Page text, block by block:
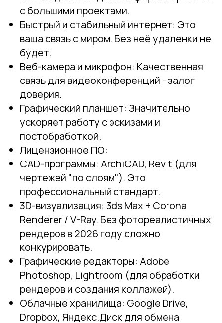
с большими проектами.
Быстрый и стабильный интернет: Это
ваша связь с миром. Без неё удаленки не
будет.
Веб-камера и микрофон: Качественная
связь для видеоконференций - залог
доверия.
Графический планшет: Значительно
ускоряет работу с эскизами и
постобработкой.
Лицензионное ПО:
CAD-программы: ArchiCAD, Revit (для
чертежей "по слоям"). Это
профессиональный стандарт.
3D-визуализация: 3ds Max + Corona
Renderer / V-Ray. Без фотореалистичных
рендеров в 2026 году сложно
конкурировать.
Графические редакторы: Adobe
Photoshop, Lightroom (для обработки
рендеров и создания коллажей).
Облачные хранилища: Google Drive,
Dropbox, Яндекс.Диск для обмена